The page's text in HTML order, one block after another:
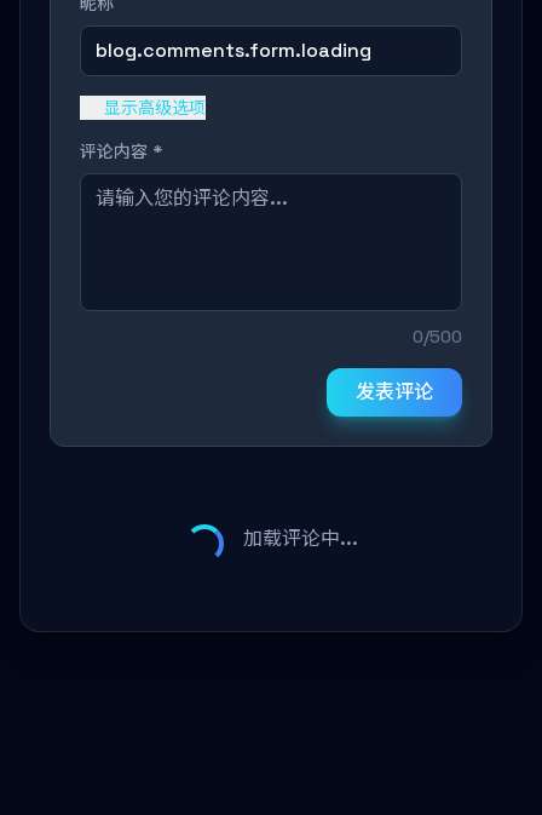
blog.comments.form.loading
显示高级选项
评论内容 *
0/500
发表评论
加载评论中...